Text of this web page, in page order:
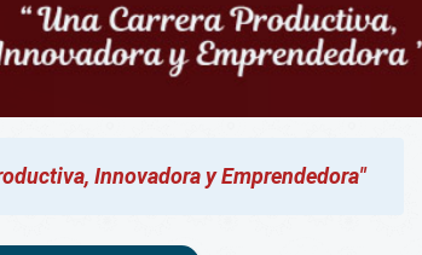
Innovadora y Emprendedora"